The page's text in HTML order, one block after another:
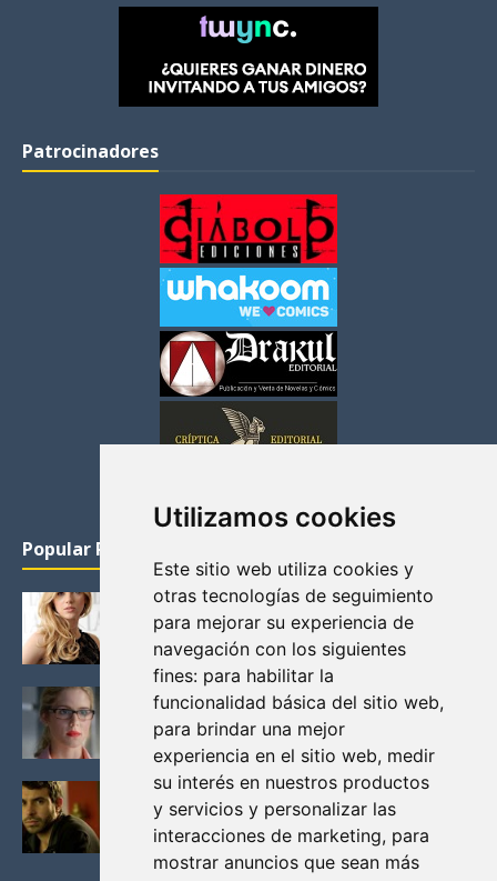
Utilizamos cookies
Este sitio web utiliza cookies y
otras tecnologías de seguimiento
para mejorar su experiencia de
navegación con los siguientes
fines: para habilitar la
funcionalidad básica del sitio web,
para brindar una mejor
experiencia en el sitio web, medir
su interés en nuestros productos
y servicios y personalizar las
interacciones de marketing, para
mostrar anuncios que sean más
Patrocinadores
Popular Posts
KATHERYN WINNICK: LA ACTRIZ MAS GUAPA DE
VIKINGOS
Junio 14, 2013
FELICITY (EMILY BETT RICKARDS), LAS FOTOS
MAS BONITAS DE LA ALIADA DE ARROW
Noviembre 30, 2013
BLACK MIRROR: TODA TU HISTORIA. EPISODIO 3.
LA CRITICA
Mayo 17, 2012